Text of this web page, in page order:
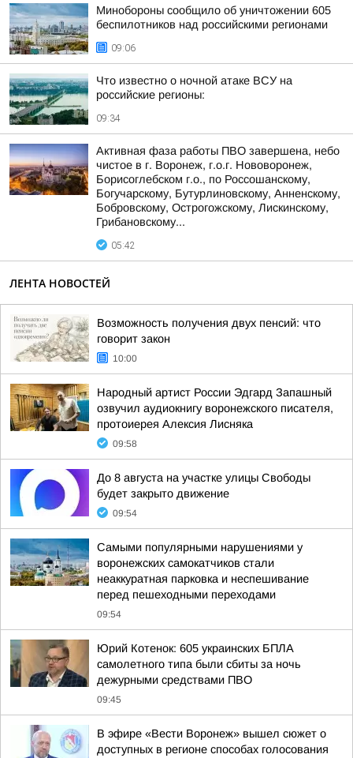
Минобороны сообщило об уничтожении 605
беспилотников над российскими регионами
09:06
Что известно о ночной атаке ВСУ на
российские регионы:
09:34
Активная фаза работы ПВО завершена, небо
чистое в г. Воронеж, г.о.г. Нововоронеж,
Борисоглебском г.о., по Россошанскому,
Богучарскому, Бутурлиновскому, Анненскому,
Бобровскому, Острогожскому, Лискинскому,
Грибановскому...
05:42
ЛЕНТА НОВОСТЕЙ
Возможность получения двух пенсий: что
говорит закон
10:00
Народный артист России Эдгард Запашный
озвучил аудиокнигу воронежского писателя,
протоиерея Алексия Лисняка
09:58
До 8 августа на участке улицы Свободы
будет закрыто движение
09:54
Самыми популярными нарушениями у
воронежских самокатчиков стали
неаккуратная парковка и неспешивание
перед пешеходными переходами
09:54
Юрий Котенок: 605 украинских БПЛА
самолетного типа были сбиты за ночь
дежурными средствами ПВО
09:45
В эфире «Вести Воронеж» вышел сюжет о
доступных в регионе способах голосования